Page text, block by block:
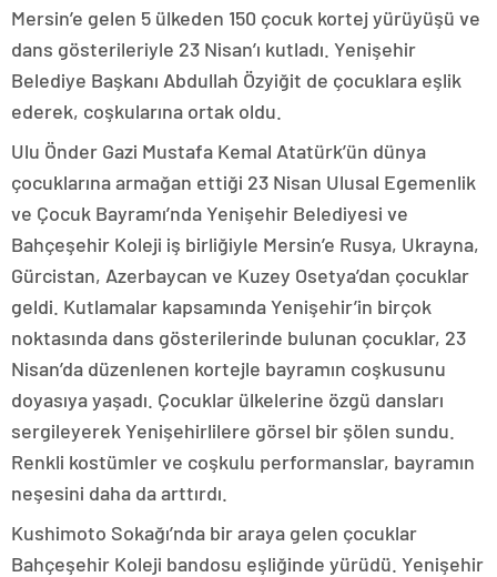
Mersin’e gelen 5 ülkeden 150 çocuk kortej yürüyüşü ve
dans gösterileriyle 23 Nisan’ı kutladı. Yenişehir
Belediye Başkanı Abdullah Özyiğit de çocuklara eşlik
ederek, coşkularına ortak oldu.
Ulu Önder Gazi Mustafa Kemal Atatürk’ün dünya
çocuklarına armağan ettiği 23 Nisan Ulusal Egemenlik
ve Çocuk Bayramı’nda Yenişehir Belediyesi ve
Bahçeşehir Koleji iş birliğiyle Mersin’e Rusya, Ukrayna,
Gürcistan, Azerbaycan ve Kuzey Osetya’dan çocuklar
geldi. Kutlamalar kapsamında Yenişehir’in birçok
noktasında dans gösterilerinde bulunan çocuklar, 23
Nisan’da düzenlenen kortejle bayramın coşkusunu
doyasıya yaşadı. Çocuklar ülkelerine özgü dansları
sergileyerek Yenişehirlilere görsel bir şölen sundu.
Renkli kostümler ve coşkulu performanslar, bayramın
neşesini daha da arttırdı.
Kushimoto Sokağı’nda bir araya gelen çocuklar
Bahçeşehir Koleji bandosu eşliğinde yürüdü. Yenişehir